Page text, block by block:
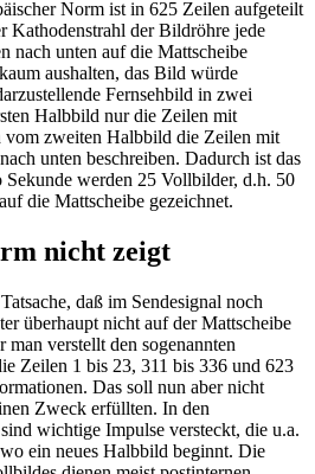
Norm ist in 625 Zeilen aufgeteilt
Kathodenstrahl der Bildröhre jede
nach unten auf die Mattscheibe
aushalten, das Bild würde
Fernsehbild in zwei
Halbbild nur die Zeilen mit
vom zweiten Halbbild die Zeilen mit
unten beschreiben. Dadurch ist das
werden 25 Vollbilder, d.h. 50
die Mattscheibe gezeichnet.
nicht zeigt
daß im Sendesignal noch
überhaupt nicht auf der Mattscheibe
man verstellt den sogenannten
Zeilen 1 bis 23, 311 bis 336 und 623
Das soll nun aber nicht
Zweck erfüllten. In den
wichtige Impulse versteckt, die u.a.
ein neues Halbbild beginnt. Die